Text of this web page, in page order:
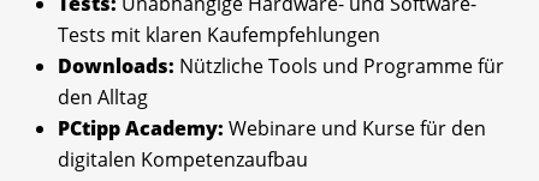
Tests mit klaren Kaufempfehlungen
Downloads: Nützliche Tools und Programme für
den Alltag
PCtipp Academy: Webinare und Kurse für den
digitalen Kompetenzaufbau